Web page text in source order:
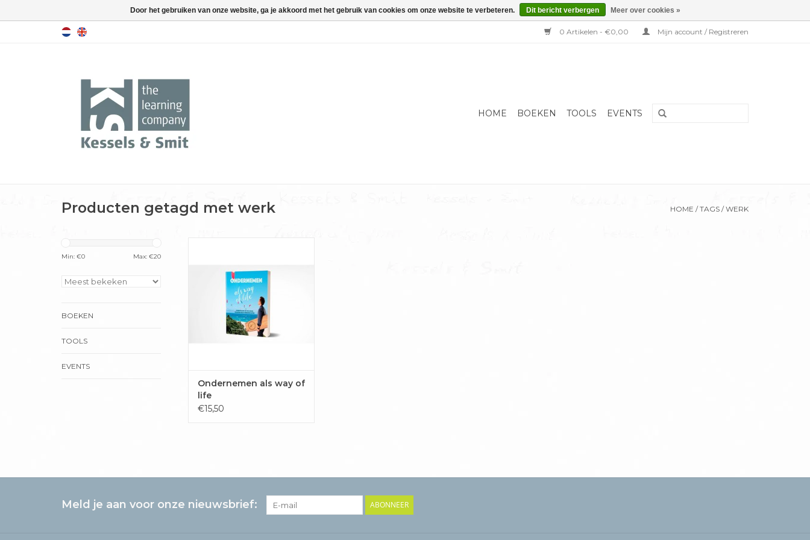
0 Artikelen - €0,00 Mijn account / Registreren
HOME BOEKEN TOOLS EVENTS
Producten getagd met werk HOME /TAGS /WERK
Min: €0 Max: €20
BOEKEN
TOOLS
EVENTS
moois kunt maken van je
werkende leven. Hij deelt
persoonlijke ervaringen en
verhalen, stelt vragen en
voorziet ze van antwoorden en
tips. Zet je schrap voor nieuwe
stappen om je werkende leven z
Ondernemen als way of
life
€15,50
Meld je aan voor onze nieuwsbrief: ABONNEER
Door het gebruiken van onze website, ga je akkoord met het gebruik van cookies om onze website te verbeteren. Dit bericht verbergen Meer over cookies »